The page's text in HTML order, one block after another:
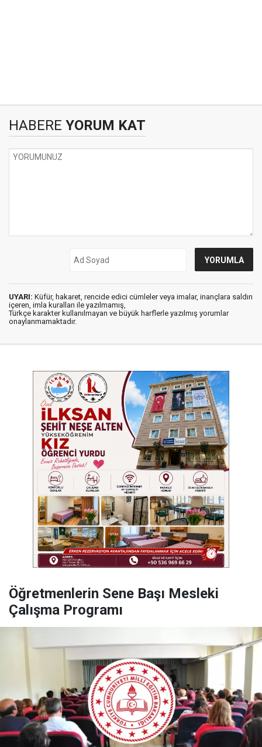
HABERE YORUM KAT
UYARI: Küfür, hakaret, rencide edici cümleler veya imalar, inançlara saldırı
içeren, imla kuralları ile yazılmamış,
Türkçe karakter kullanılmayan ve büyük harflerle yazılmış yorumlar
onaylanmamaktadır.
Öğretmenlerin Sene Başı Mesleki
Çalışma Programı